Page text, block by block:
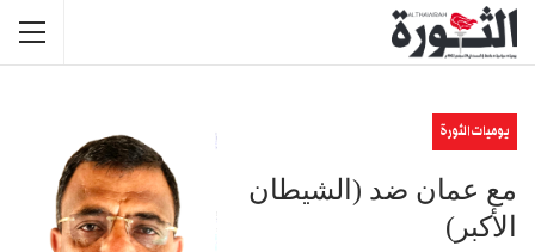
يوميات الثورة
مع عمان ضد (الشيطان
الأكبر)